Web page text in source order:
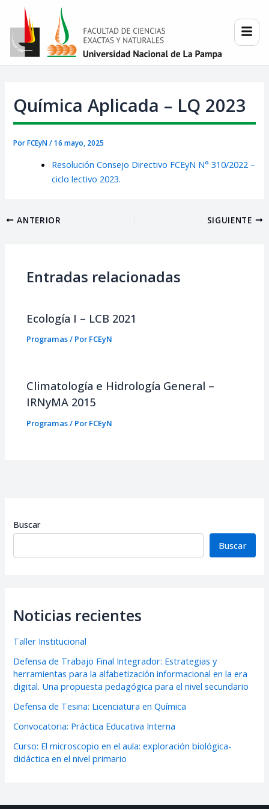
contenido
Química Aplicada – LQ 2023
PorFCEyN/16 mayo, 2025
Resolución Consejo Directivo FCEyN N° 310/2022 –
ciclo lectivo 2023.
navigation
ANTERIOR SIGUIENTE
Entradas relacionadas
Ecología I – LCB 2021
Programas/ PorFCEyN
Climatología e Hidrología General –
IRNyMA 2015
Programas/ PorFCEyN
Buscar
Buscar
Noticias recientes
Taller Institucional
Defensa de Trabajo Final Integrador: Estrategias y
herramientas para la alfabetización informacional en la era
digital. Una propuesta pedagógica para el nivel secundario
Defensa de Tesina: Licenciatura en Química
Convocatoria: Práctica Educativa Interna
Curso: El microscopio en el aula: exploración biológica-
didáctica en el nivel primario